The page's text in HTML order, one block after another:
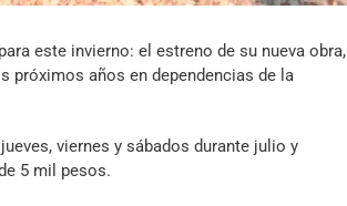
este invierno: el estreno de su nueva obra,
próximos años en dependencias de la
viernes y sábados durante julio y
5 mil pesos.